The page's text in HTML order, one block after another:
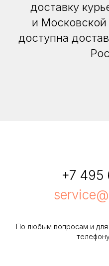
доставку
и
доступна
+7 495
По любым вопросам и для